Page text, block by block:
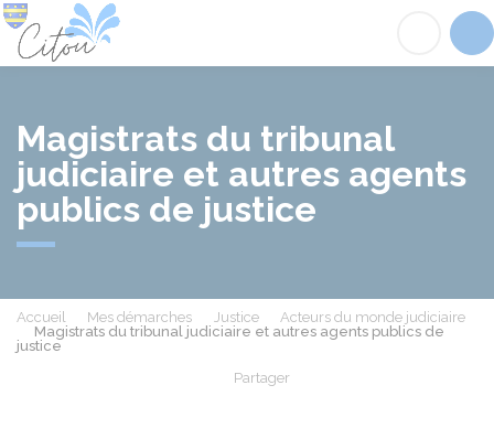
Magistrats du tribunal
judiciaire et autres agents
publics de justice
Accueil Mes démarches Justice
Acteurs du monde judiciaire
Magistrats du tribunal judiciaire et autres agents publics de
justice
Partager